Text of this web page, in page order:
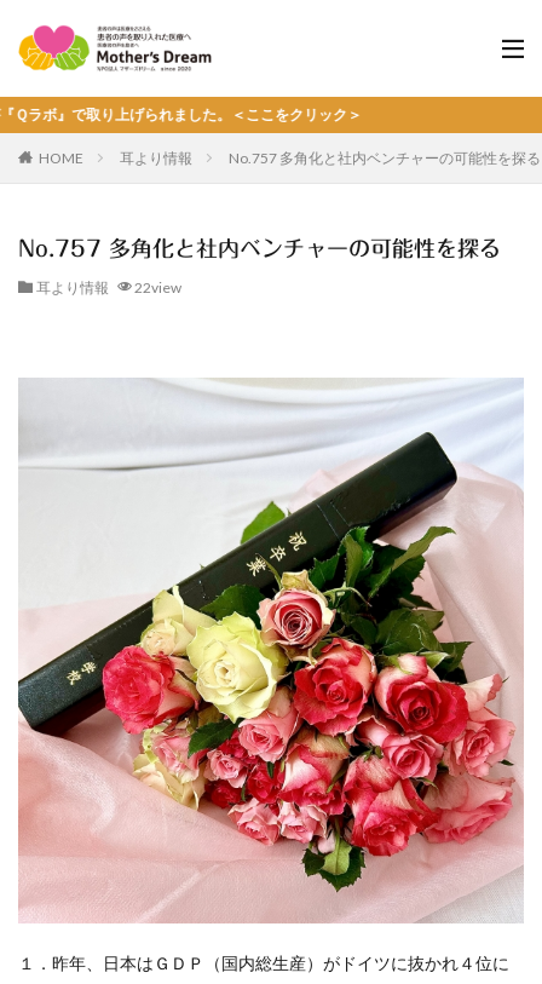
上げられました。＜ここをクリック＞
HOME 耳より情報 No.757 多角化と社内ベンチャーの可能性を探る
No.757 多角化と社内ベンチャーの可能性を探る
耳より情報 22view
１．昨年、日本はＧＤＰ（国内総生産）がドイツに抜かれ４位に